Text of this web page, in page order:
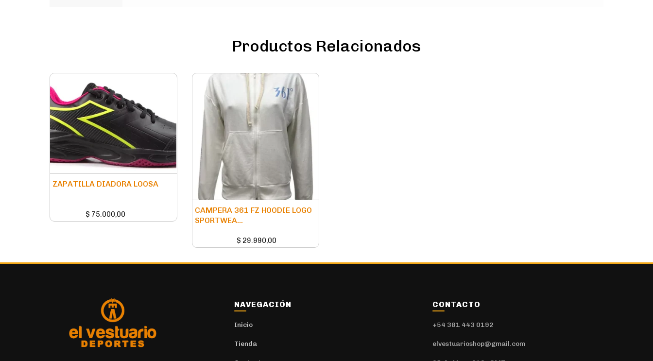
Productos Relacionados
ZAPATILLA DIADORA LOOSA
$ 75.000,00
CAMPERA 361 FZ HOODIE LOGO
SPORTWEA...
$ 29.990,00
NAVEGACIÓN
Inicio
Tienda
CONTACTO
+54 381 443 0192
elvestuarioshop@gmail.com